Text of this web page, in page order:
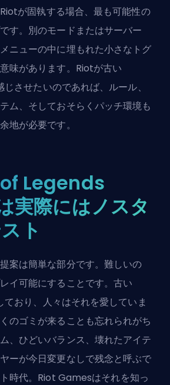
が固執する場合、最も可能性の
す。別のモードまたはサーバー
ニューの中に埋もれた小さなトグ
味があります。Riotが古い
させたいのであれば、ルール、
ム、そしておそらくパッチ環境も
地が必要です。
Legends
実際にはノスタ
ト
案は簡単な部分です。難しいの
イ可能にすることです。古い
おり、人々はそれを愛していま
のゴミが来ることも忘れられがち
、ひどいバランス、壊れたアイテ
ーが今日変更なしで残念と呼ぶで
時代。Riot Gamesはそれを知っ